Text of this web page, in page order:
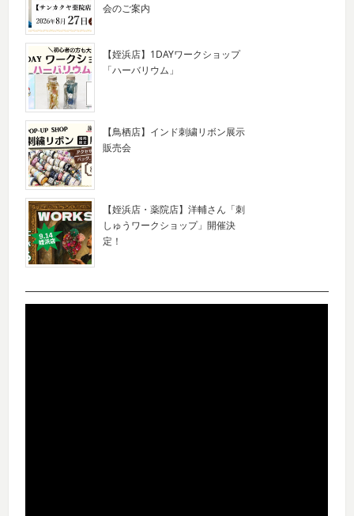
会のご案内
【姪浜店】1DAYワークショップ
「ハーバリウム」
【鳥栖店】インド刺繍リボン展示
販売会
【姪浜店・薬院店】洋輔さん「刺
しゅうワークショップ」開催決
定！